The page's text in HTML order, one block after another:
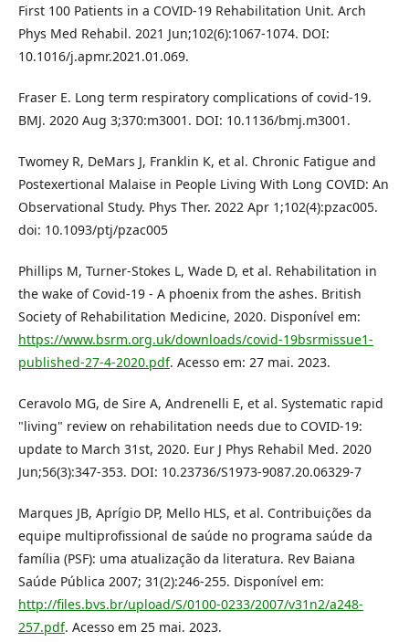
First 100 Patients in a COVID-19 Rehabilitation Unit. Arch
Phys Med Rehabil. 2021 Jun;102(6):1067-1074. DOI:
10.1016/j.apmr.2021.01.069.
Fraser E. Long term respiratory complications of covid-19.
BMJ. 2020 Aug 3;370:m3001. DOI: 10.1136/bmj.m3001.
Twomey R, DeMars J, Franklin K, et al. Chronic Fatigue and
Postexertional Malaise in People Living With Long COVID: An
Observational Study. Phys Ther. 2022 Apr 1;102(4):pzac005.
doi: 10.1093/ptj/pzac005
Phillips M, Turner-Stokes L, Wade D, et al. Rehabilitation in
the wake of Covid-19 - A phoenix from the ashes. British
Society of Rehabilitation Medicine, 2020. Disponível em:
https://www.bsrm.org.uk/downloads/covid-19bsrmissue1-
published-27-4-2020.pdf. Acesso em: 27 mai. 2023.
Ceravolo MG, de Sire A, Andrenelli E, et al. Systematic rapid
"living" review on rehabilitation needs due to COVID-19:
update to March 31st, 2020. Eur J Phys Rehabil Med. 2020
Jun;56(3):347-353. DOI: 10.23736/S1973-9087.20.06329-7
Marques JB, Aprígio DP, Mello HLS, et al. Contribuições da
equipe multiprofissional de saúde no programa saúde da
família (PSF): uma atualização da literatura. Rev Baiana
Saúde Pública 2007; 31(2):246-255. Disponível em:
http://files.bvs.br/upload/S/0100-0233/2007/v31n2/a248-
257.pdf. Acesso em 25 mai. 2023.